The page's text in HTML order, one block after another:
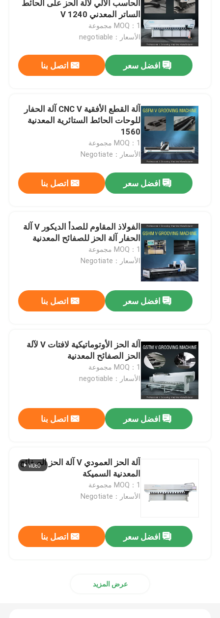
الحاسب الآلي لآلة الحز على الحائط
الساتر المعدني V 1240
MOQ：1 مجموعة
الأسعار：negotiable
افضل سعر اتصل بنا
آلة القطع الأفقية CNC V آلة الحفار
للوحات الحائط الستائرية المعدنية
1560
MOQ：1 مجموعة
الأسعار：Negotiate
افضل سعر اتصل بنا
الفولاذ المقاوم للصدأ الديكور V آلة
الحفار آلة الحز للصفائح المعدنية
MOQ：1 مجموعة
الأسعار：Negotiate
افضل سعر اتصل بنا
آلة الحز الأوتوماتيكية لافتات V لآلة
الحز الصفائح المعدنية
MOQ：1 مجموعة
الأسعار：negotiable
افضل سعر اتصل بنا
آلة الحز العمودي V آلة الحز الصفائح
المعدنية السميكة
MOQ：1 مجموعة
الأسعار：Negotiate
افضل سعر اتصل بنا
عرض المزيد